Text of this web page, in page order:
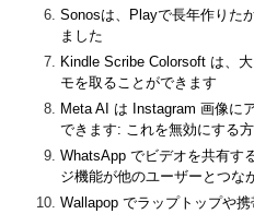
Sonosは、Playで長年作りた
ました
Kindle Scribe Colorsoft は、
モを取ることができます
Meta AI は Instagram 画像に
できます: これを無効にする
WhatsApp でビデオを共有す
ジ機能が他のユーザーとつな
Wallapop でラップトップや